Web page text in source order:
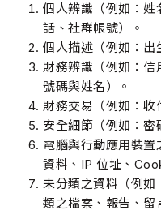
個人辨識（例如：
話、社群帳號）。
個人描述（例如：出
財務辨識（例如：信
號碼與姓名）。
財務交易（例如：收
安全細節（例如：密
電腦與行動應用裝
資料、IP 位址、
未分類之資料（例
類之檔案、報告、留